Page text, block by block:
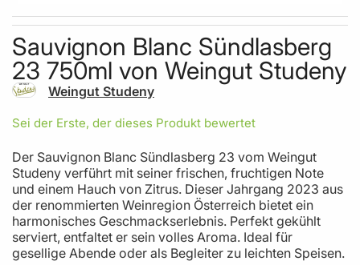
Skip to the beginning of the images gallery
Sauvignon Blanc Sündlasberg
23 750ml von Weingut Studeny
Weingut Studeny
Sei der Erste, der dieses Produkt bewertet
Der Sauvignon Blanc Sündlasberg 23 vom Weingut
Studeny verführt mit seiner frischen, fruchtigen Note
und einem Hauch von Zitrus. Dieser Jahrgang 2023 aus
der renommierten Weinregion Österreich bietet ein
harmonisches Geschmackserlebnis. Perfekt gekühlt
serviert, entfaltet er sein volles Aroma. Ideal für
gesellige Abende oder als Begleiter zu leichten Speisen.